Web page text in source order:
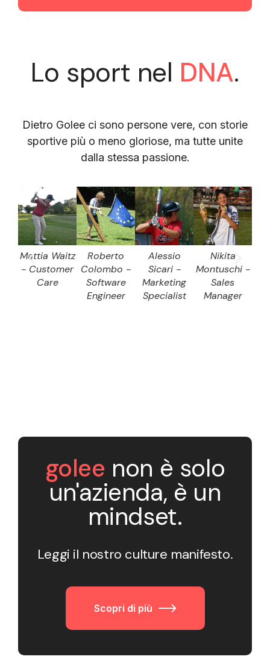
Lo sport nel DNA.
Dietro Golee ci sono persone vere, con storie
sportive più o meno gloriose, ma tutte unite
dalla stessa passione.
Mattia Waitz
- Customer
Care
Roberto
Colombo -
Software
Engineer
Alessio
Sicari -
Marketing
Specialist
Nikita
Montuschi -
Sales
Manager
golee non è solo
un'azienda, è un
mindset.
Leggi il nostro culture manifesto.
Scopri di più